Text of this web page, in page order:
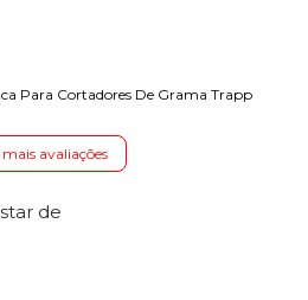
Para Cortadores De Grama Trapp
mais avaliações
de